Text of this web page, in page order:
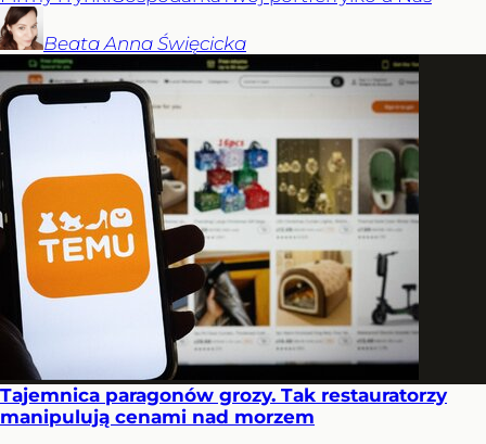
Beata Anna Święcicka
Tajemnica paragonów grozy. Tak restauratorzy
manipulują cenami nad morzem